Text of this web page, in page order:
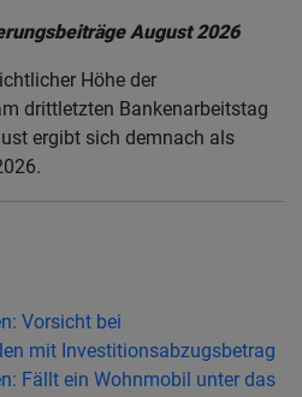
August 2026
Höhe der
drittletzten Bankenarbeitstag
ergibt sich demnach als
Vorsicht bei
mit Investitionsabzugsbetrag
Fällt ein Wohnmobil unter das